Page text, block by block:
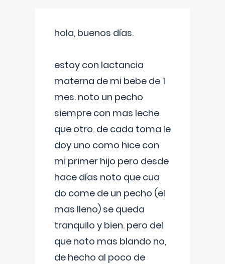
hola, buenos días.
estoy con lactancia
materna de mi bebe de 1
mes. noto un pecho
siempre con mas leche
que otro. de cada toma le
doy uno como hice con
mi primer hijo pero desde
hace días noto que cua
do come de un pecho (el
mas lleno) se queda
tranquilo y bien. pero del
que noto mas blando no,
de hecho al poco de